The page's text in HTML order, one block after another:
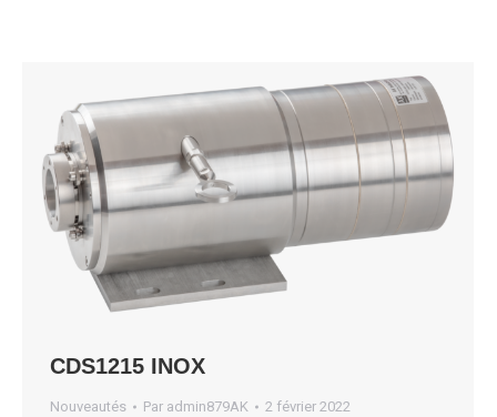
CDS1215 INOX
Nouveautés Par admin879AK 2 février 2022